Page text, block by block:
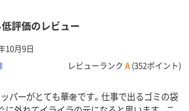
評価のレビュー
10月9日
レビューランク A (352ポイント)
パーがとても華奢です。仕事で出るゴミの袋